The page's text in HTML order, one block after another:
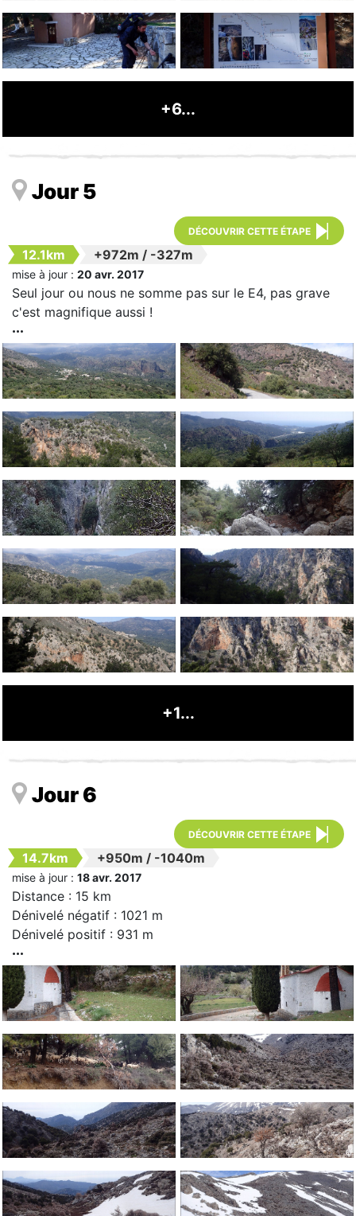
+6...
Jour 5
DÉCOUVRIR CETTE ÉTAPE
12.1km +972m / -327m
mise à jour : 20 avr. 2017
Seul jour ou nous ne somme pas sur le E4, pas grave
c'est magnifique aussi !
+1...
Jour 6
DÉCOUVRIR CETTE ÉTAPE
14.7km +950m / -1040m
mise à jour : 18 avr. 2017
Distance : 15 km
Dénivelé négatif : 1021 m
Dénivelé positif : 931 m